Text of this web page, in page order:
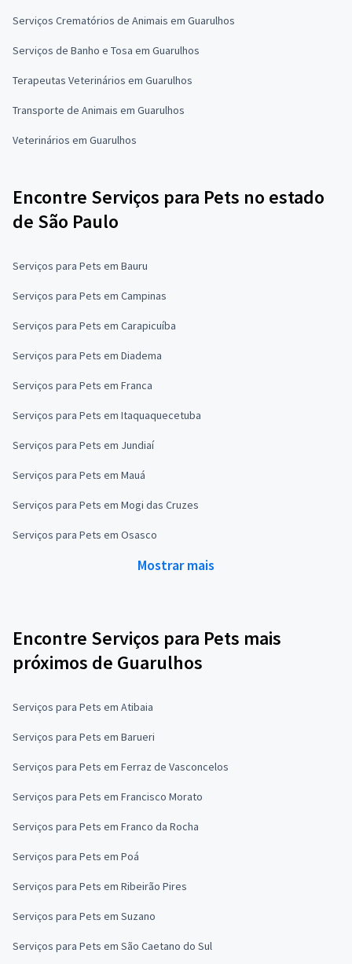
Serviços Crematórios de Animais em Guarulhos
Serviços de Banho e Tosa em Guarulhos
Terapeutas Veterinários em Guarulhos
Transporte de Animais em Guarulhos
Veterinários em Guarulhos
Encontre Serviços para Pets no estado
de São Paulo
Serviços para Pets em Bauru
Serviços para Pets em Campinas
Serviços para Pets em Carapicuíba
Serviços para Pets em Diadema
Serviços para Pets em Franca
Serviços para Pets em Itaquaquecetuba
Serviços para Pets em Jundiaí
Serviços para Pets em Mauá
Serviços para Pets em Mogi das Cruzes
Serviços para Pets em Osasco
Mostrar mais
Encontre Serviços para Pets mais
próximos de Guarulhos
Serviços para Pets em Atibaia
Serviços para Pets em Barueri
Serviços para Pets em Ferraz de Vasconcelos
Serviços para Pets em Francisco Morato
Serviços para Pets em Franco da Rocha
Serviços para Pets em Poá
Serviços para Pets em Ribeirão Pires
Serviços para Pets em Suzano
Serviços para Pets em São Caetano do Sul